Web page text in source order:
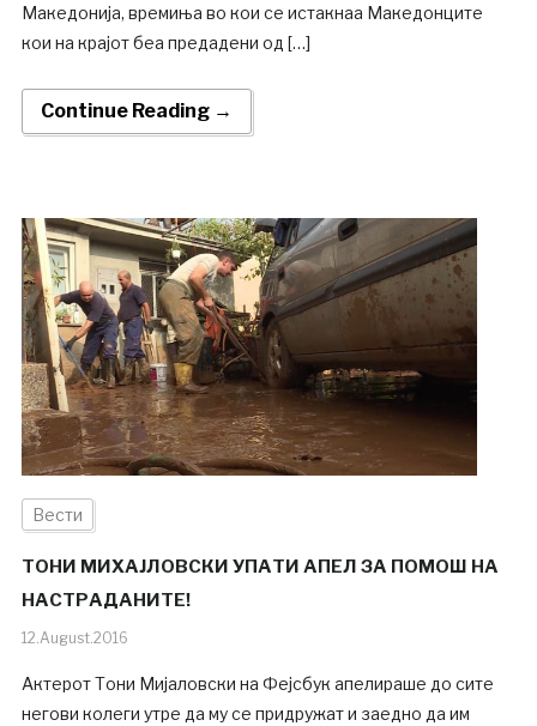
Македонија, времиња во кои се истакнаа Македонците
кои на крајот беа предадени од […]
Continue Reading →
Вести
ТОНИ МИХАЈЛОВСКИ УПАТИ АПЕЛ ЗА ПОМОШ НА
НАСТРАДАНИТЕ!
12.August.2016
Актерот Тони Мијаловски на Фејсбук апелираше до сите
негови колеги утре да му се придружат и заедно да им